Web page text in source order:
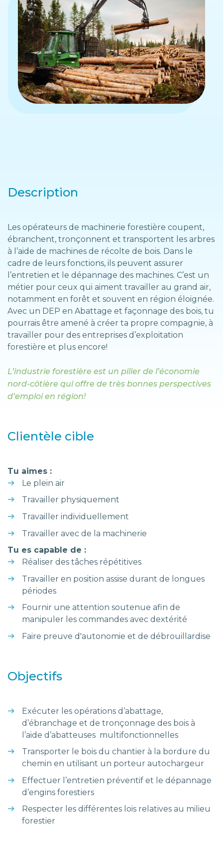
Description
Les opérateurs de machinerie forestière coupent,
ébranchent, tronçonnent et transportent les arbres
à l’aide de machines de récolte de bois. Dans le
cadre de leurs fonctions, ils peuvent assurer
l’entretien et le dépannage des machines. C’est un
métier pour ceux qui aiment travailler au grand air,
notamment en forêt et souvent en région éloignée.
Avec un DEP en Abattage et façonnage des bois, tu
pourrais être amené à créer ta propre compagnie, à
travailler pour des entreprises d’exploitation
forestière et plus encore!
L’industrie forestière est un pilier de l’économie
nord-côtière qui offre de très bonnes perspectives
d’emploi en région!
Clientèle cible
Tu aimes :
Le plein air
Travailler physiquement
Travailler individuellement
Travailler avec de la machinerie
Tu es capable de :
Réaliser des tâches répétitives
Travailler en position assise durant de longues
périodes
Fournir une attention soutenue afin de
manipuler les commandes avec dextérité
Faire preuve d'autonomie et de débrouillardise
Objectifs
Exécuter les opérations d’abattage,
d’ébranchage et de tronçonnage des bois à
l’aide d’abatteuses multifonctionnelles
Transporter le bois du chantier à la bordure du
chemin en utilisant un porteur autochargeur
Effectuer l’entretien préventif et le dépannage
d’engins forestiers
Respecter les différentes lois relatives au milieu
forestier